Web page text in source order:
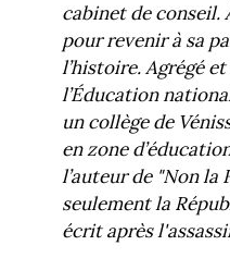
cabinet de conseil.
pour revenir à sa
l’histoire. Agrégé
l’Éducation
un collège de
en zone
l’auteur de "Non la
seulement la
écrit après